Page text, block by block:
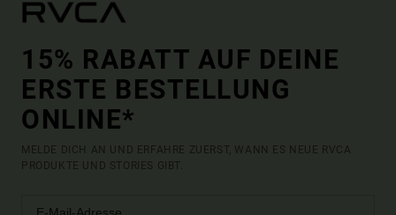
15% RABATT AUF DEINE
ERSTE BESTELLUNG
ONLINE*
MELDE DICH AN UND ERFAHRE ZUERST, WANN ES NEUE RVCA
PRODUKTE UND STORIES GIBT.